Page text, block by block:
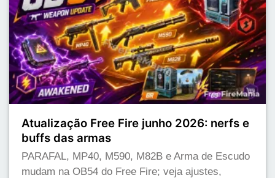
Atualização Free Fire junho 2026: nerfs e
buffs das armas
PARAFAL, MP40, M590, M82B e Arma de Escudo
mudam na OB54 do Free Fire; veja ajustes,